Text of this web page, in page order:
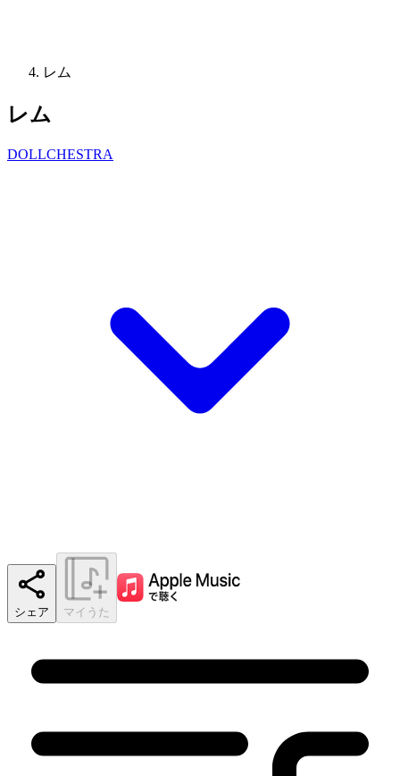
レム
レム
DOLLCHESTRA
シェア マイうた